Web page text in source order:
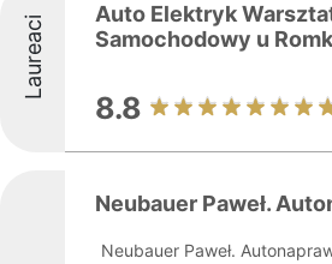
Laureaci
Auto Elektryk
Samochodowy u
8.8
Neubauer Paweł.
Neubauer Paweł.